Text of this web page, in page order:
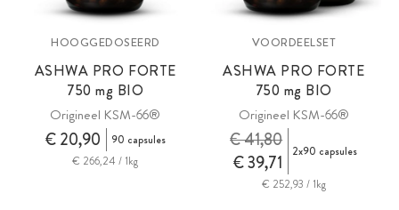
HOOGGEDOSEERD
ASHWA PRO FORTE
750 mg BIO
Origineel KSM-66®
€ 20,90
90 capsules
€ 266,24 / 1kg
VOORDEELSET
ASHWA PRO FORTE
750 mg BIO
Origineel KSM-66®
€ 39,71
€ 41,80 2x90 capsules
€ 252,93 / 1kg